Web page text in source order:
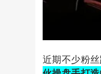
近期不少粉